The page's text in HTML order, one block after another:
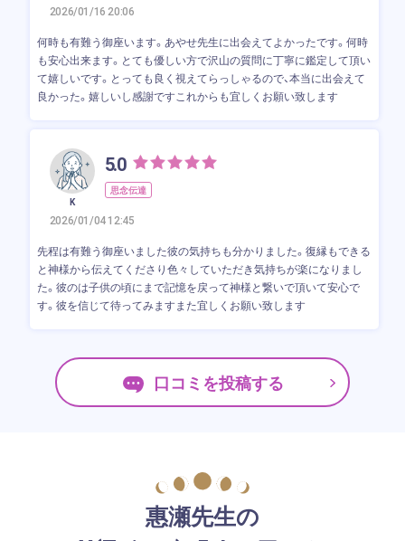
2026/01/16 20:06
何時も有難う御座います。あやせ先生に出会えてよかったです。何時
も安心出来ます。とても優しい方で沢山の質問に丁寧に鑑定して頂い
て嬉しいです。とっても良く視えてらっしゃるので、本当に出会えて
良かった。嬉しいし感謝ですこれからも宜しくお願い致します
K
5.0
思念伝達
2026/01/04 12:45
先程は有難う御座いました彼の気持ちも分かりました。復縁もできる
と神様から伝えてくださり色々していただき気持ちが楽になりまし
た。彼のは子供の頃にまで記憶を戻って神様と繋いで頂いて安心で
す。彼を信じて待ってみますまた宜しくお願い致します
口コミを投稿する
惠瀬先生の